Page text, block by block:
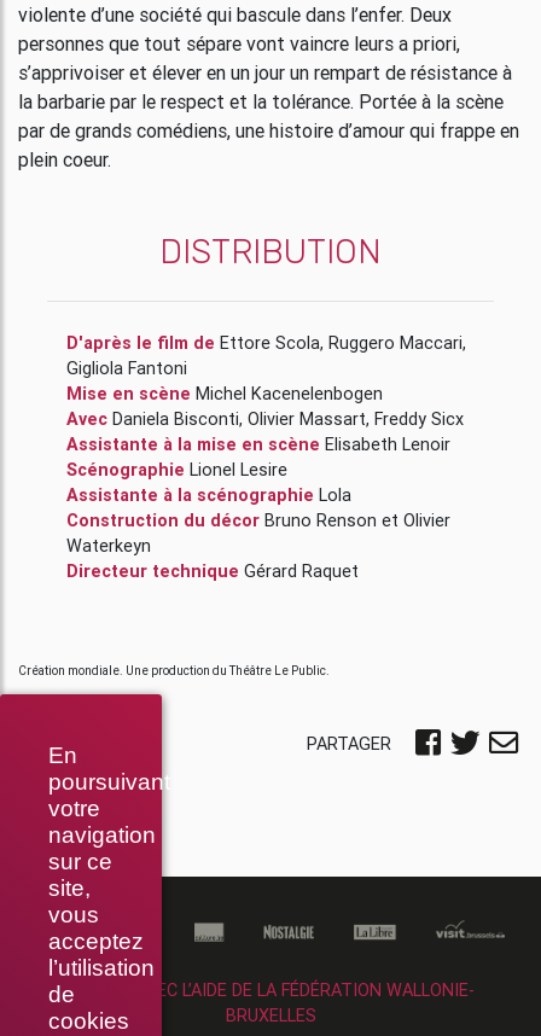
En
poursuivant
votre
navigation
sur ce
site,
vous
acceptez
l’utilisation
de
cookies
violente d’une société qui bascule dans l’enfer. Deux
personnes que tout sépare vont vaincre leurs a priori,
s’apprivoiser et élever en un jour un rempart de résistance à
la barbarie par le respect et la tolérance. Portée à la scène
par de grands comédiens, une histoire d’amour qui frappe en
plein coeur.
DISTRIBUTION
D'après le film de Ettore Scola, Ruggero Maccari,
Gigliola Fantoni
Mise en scène
Michel Kacenelenbogen
Avec Daniela Bisconti, Olivier Massart, Freddy Sicx
Assistante à la mise en scène Elisabeth Lenoir
Scénographie Lionel Lesire
Assistante à la scénographie Lola
Construction du décor Bruno Renson et Olivier
Waterkeyn
Directeur technique Gérard Raquet
Création mondiale. Une production du Théâtre Le Public.
PARTAGER
RÉALISÉ AVEC L’AIDE DE LA FÉDÉRATION WALLONIE-
BRUXELLES